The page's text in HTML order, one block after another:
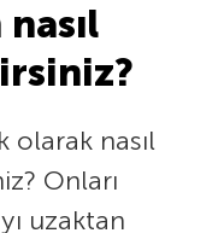
olarak nasıl
Onları
uzaktan